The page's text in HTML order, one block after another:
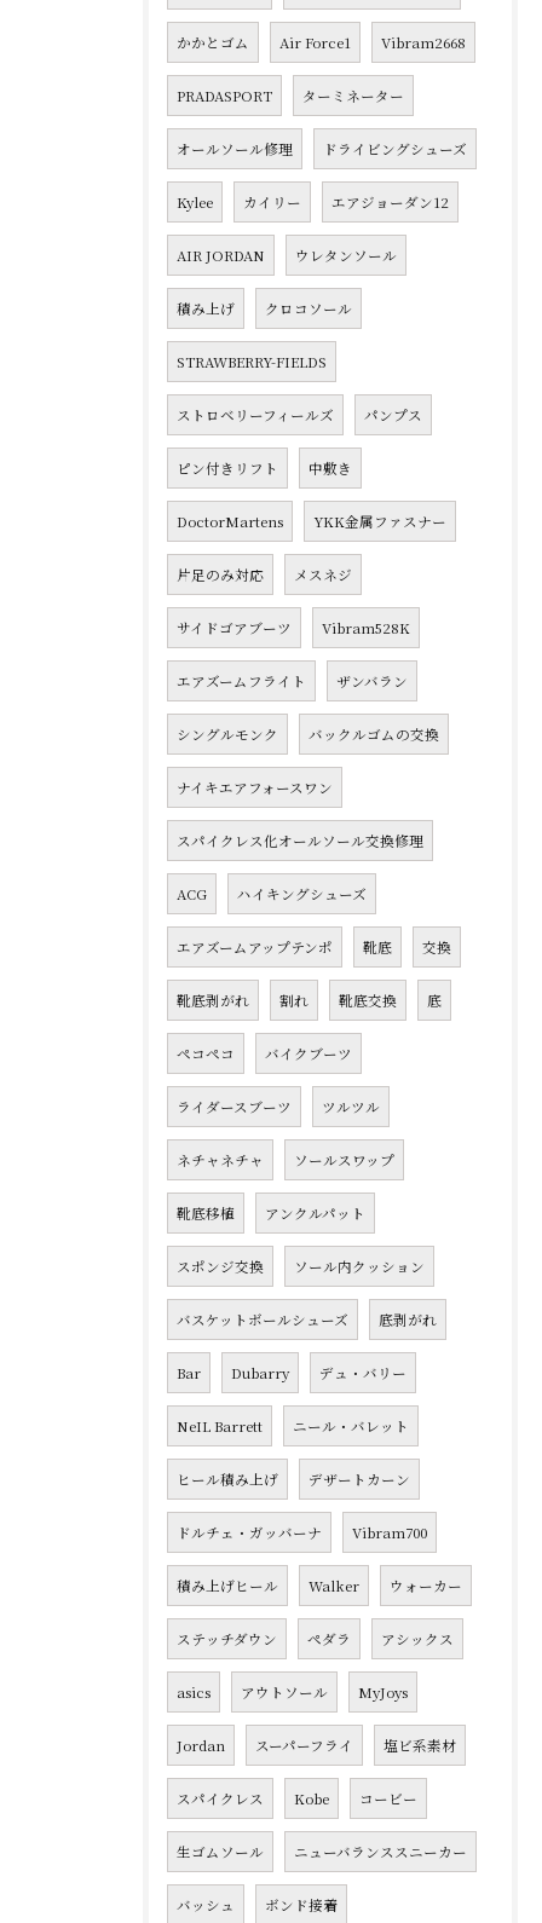
かかとゴム Air Force1 Vibram2668
PRADASPORT ターミネーター
オールソール修理 ドライビングシューズ
Kylee カイリー エアジョーダン12
AIR JORDAN ウレタンソール
積み上げ クロコソール
STRAWBERRY-FIELDS
ストロベリーフィールズ パンプス
ピン付きリフト 中敷き
DoctorMartens YKK金属ファスナー
片足のみ対応 メスネジ
サイドゴアブーツ Vibram528K
エアズームフライト ザンバラン
シングルモンク バックルゴムの交換
ナイキエアフォースワン
スパイクレス化オールソール交換修理
ACG ハイキングシューズ
エアズームアップテンポ 靴底 交換
靴底剥がれ 割れ 靴底交換 底
ペコペコ バイクブーツ
ライダースブーツ ツルツル
ネチャネチャ ソールスワップ
靴底移植 アンクルパット
スポンジ交換 ソール内クッション
バスケットボールシューズ 底剥がれ
Bar Dubarry デュ・バリー
NeIL Barrett ニール・バレット
ヒール積み上げ デザートカーン
ドルチェ・ガッバーナ Vibram700
積み上げヒール Walker ウォーカー
ステッチダウン ペダラ アシックス
asics アウトソール MyJoys
Jordan スーパーフライ 塩ビ系素材
スパイクレス Kobe コービー
生ゴムソール ニューバランススニーカー
バッシュ ボンド接着